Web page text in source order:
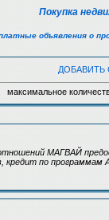
Покупка
объявления о
ДОБАВИТЬ
максимальное
МАГВАЙ
кредит по